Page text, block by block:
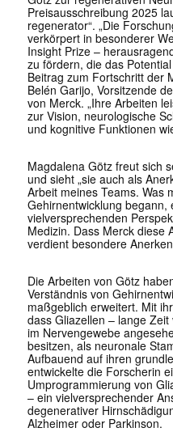
Preisausschreibung 2025
regenerator“. „Die
verkörpert in besonderer
Insight Prize –
zu fördern, die das
Beitrag zum Fortschritt der
Belén Garijo, Vorsitzende
von Merck. „Ihre Arbeiten
zur Vision, neurologische
und kognitive Funktionen
Magdalena Götz freut sich
und sieht „sie auch als
Arbeit meines Teams. Was
Gehirnentwicklung begann,
vielversprechenden
Medizin. Dass Merck diese
verdient besondere
Die Arbeiten von Götz
Verständnis von
maßgeblich erweitert. Mit
dass Gliazellen – lange
im Nervengewebe
besitzen, als neuronale
Aufbauend auf ihren
entwickelte die Forscherin
Umprogrammierung von
– ein vielversprechender
degenerativer
Alzheimer oder Parkinson.